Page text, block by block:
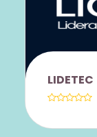
PIX/
JUROS
LIDETEC